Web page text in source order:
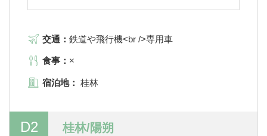
交通： 鉄道や飛行機<br />専用車
食事： ×
宿泊地： 桂林
D2 桂林/陽朔